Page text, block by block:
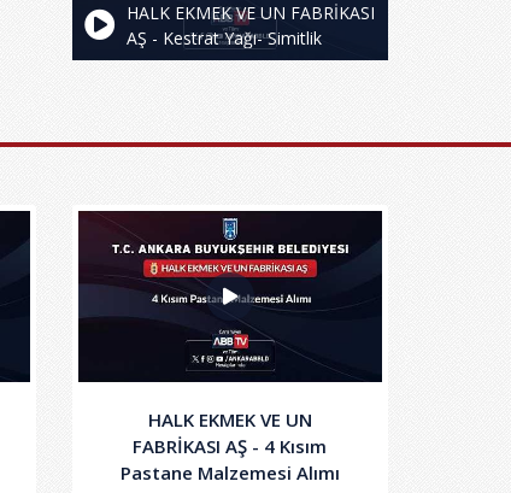
HALK EKMEK VE UN FABRİKASI
AŞ - Kestrat Yağı- Simitlik
Susam Alımı
HALK EKMEK VE UN
FABRİKASI AŞ - 4 Kısım
Pastane Malzemesi Alımı